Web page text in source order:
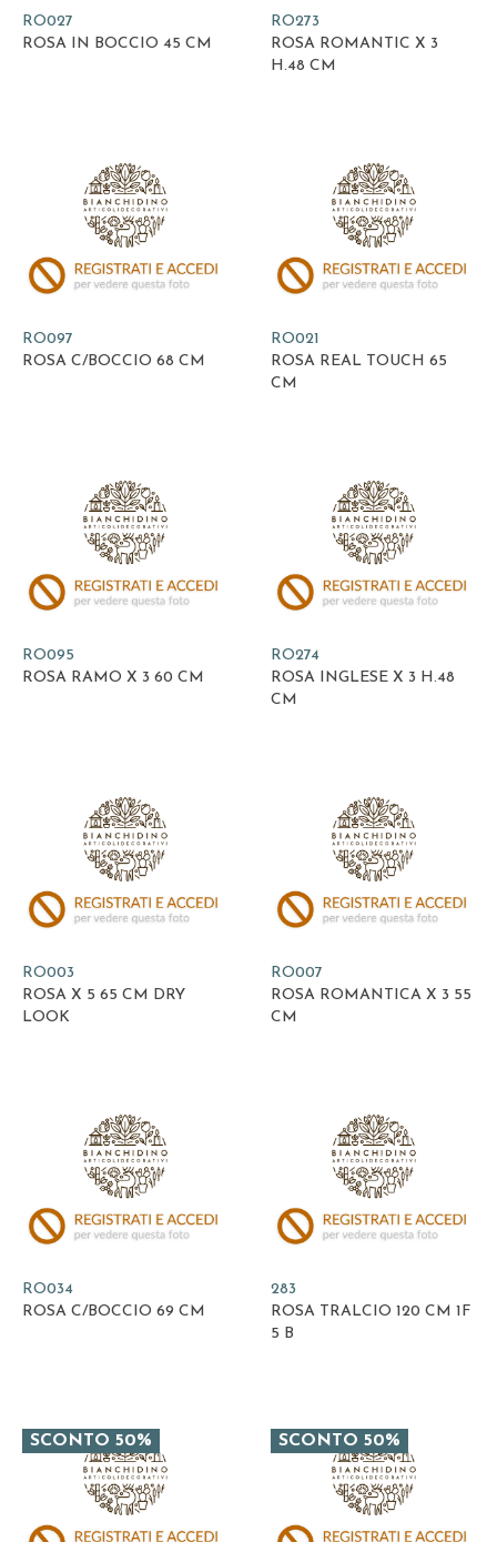
RO027
ROSA IN BOCCIO 45 CM
RO273
ROSA ROMANTIC X 3
H.48 CM
RO097
ROSA C/BOCCIO 68 CM
RO021
ROSA REAL TOUCH 65
CM
RO095
ROSA RAMO X 3 60 CM
RO274
ROSA INGLESE X 3 H.48
CM
RO003
ROSA X 5 65 CM DRY
LOOK
RO007
ROSA ROMANTICA X 3 55
CM
RO034
ROSA C/BOCCIO 69 CM
283
ROSA TRALCIO 120 CM 1F
5 B
SCONTO 50% SCONTO 50%